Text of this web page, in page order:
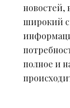
новостей,
широкий
полное и